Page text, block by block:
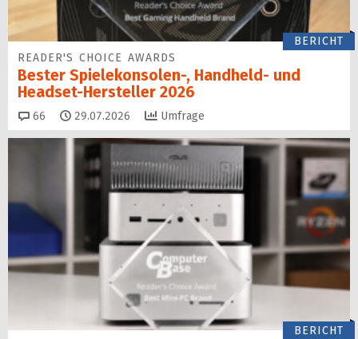
BERICHT
READER'S CHOICE AWARDS
Bester Spielekonsolen-, Handheld- und
Headset-Hersteller 2026
66 Kommentare
29.07.2026 Umfrage
BERICHT